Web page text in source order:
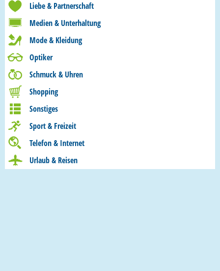
Liebe & Partnerschaft
Medien & Unterhaltung
Mode & Kleidung
Optiker
Schmuck & Uhren
Shopping
Sonstiges
Sport & Freizeit
Telefon & Internet
Urlaub & Reisen